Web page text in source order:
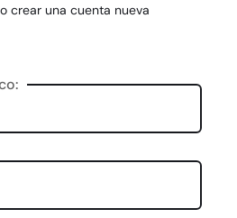
crear una cuenta nueva